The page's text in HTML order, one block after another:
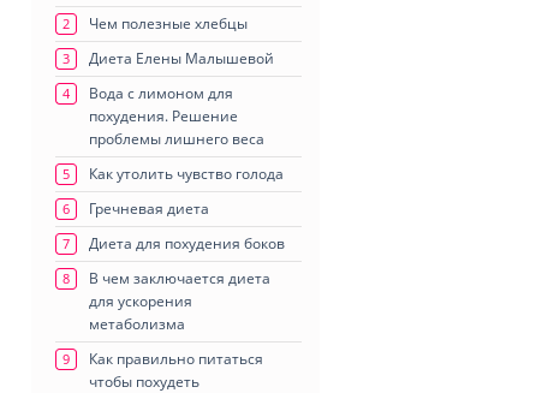
2 Чем полезные хлебцы
3 Диета Елены Малышевой
4
Вода с лимоном для
похудения. Решение
проблемы лишнего веса
5 Как утолить чувство голода
6 Гречневая диета
7 Диета для похудения боков
8
В чем заключается диета
для ускорения
метаболизма
9
Как правильно питаться
чтобы похудеть